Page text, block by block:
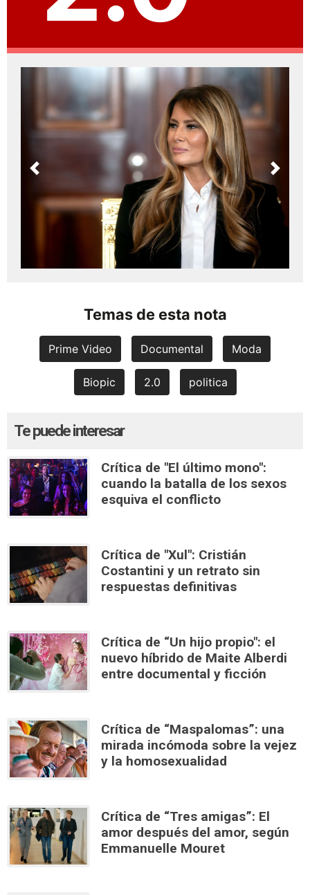
Previous Next
Temas de esta nota
Prime Video Documental Moda
Biopic 2.0 politica
Te puede interesar
Crítica de "El último mono":
cuando la batalla de los sexos
esquiva el conflicto
Crítica de "Xul": Cristián
Costantini y un retrato sin
respuestas definitivas
Crítica de “Un hijo propio": el
nuevo híbrido de Maite Alberdi
entre documental y ficción
Crítica de “Maspalomas”: una
mirada incómoda sobre la vejez
y la homosexualidad
Crítica de “Tres amigas”: El
amor después del amor, según
Emmanuelle Mouret